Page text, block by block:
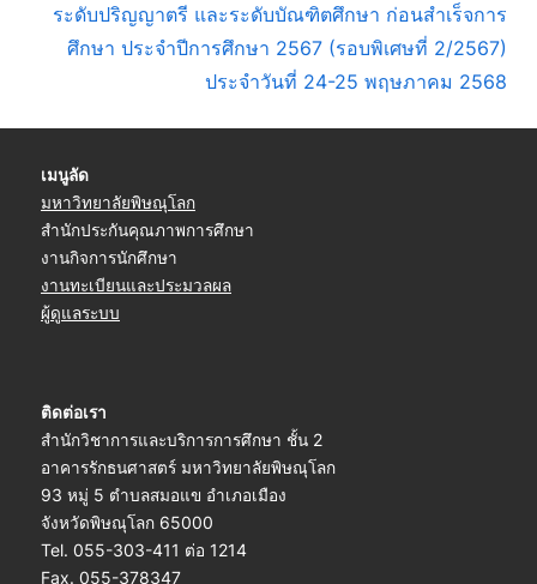
x
t
t
:
ระดับปริญญาตรี และระดับบัณฑิตศึกษา ก่อนสำเร็จการ
ศึกษา ประจำปีการศึกษา 2567 (รอบพิเศษที่ 2/2567)
ประจำวันที่ 24-25 พฤษภาคม 2568
เมนูลัด
มหาวิทยาลัยพิษณุโลก
สำนักประกันคุณภาพการศึกษา
งานกิจการนักศึกษา
งานทะเบียนและประมวลผล
ผู้ดูแลระบบ
ติดต่อเรา
สำนักวิชาการและบริการการศึกษา ชั้น 2
อาคารรักธนศาสตร์ มหาวิทยาลัยพิษณุโลก
93 หมู่ 5 ตำบลสมอแข อำเภอเมือง
จังหวัดพิษณุโลก 65000
Tel. 055-303-411 ต่อ 1214
Fax. 055-378347